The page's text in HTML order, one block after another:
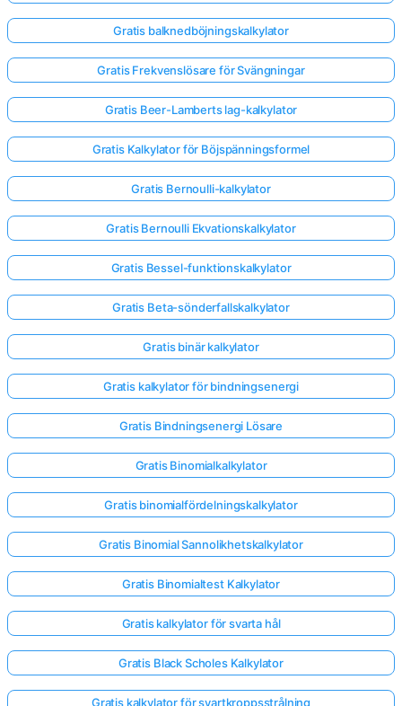
Gratis balknedböjningskalkylator
Gratis Frekvenslösare för Svängningar
Gratis Beer-Lamberts lag-kalkylator
Gratis Kalkylator för Böjspänningsformel
Gratis Bernoulli-kalkylator
Gratis Bernoulli Ekvationskalkylator
Gratis Bessel-funktionskalkylator
Gratis Beta-sönderfallskalkylator
Gratis binär kalkylator
Gratis kalkylator för bindningsenergi
Gratis Bindningsenergi Lösare
Gratis Binomialkalkylator
Gratis binomialfördelningskalkylator
Gratis Binomial Sannolikhetskalkylator
Gratis Binomialtest Kalkylator
Gratis kalkylator för svarta hål
Gratis Black Scholes Kalkylator
Gratis kalkylator för svartkroppsstrålning